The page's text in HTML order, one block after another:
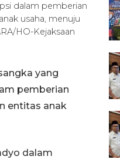
dalam pemberian
usaha, menuju
HO-Kejaksaan
yang
pemberian
entitas anak
dalam